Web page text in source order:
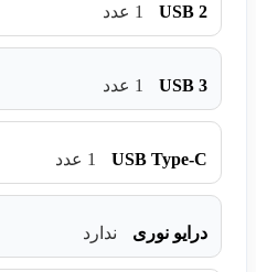
USB 2 1 عدد
USB 3 1 عدد
USB Type-C 1 عدد
درایو نوری ندارد